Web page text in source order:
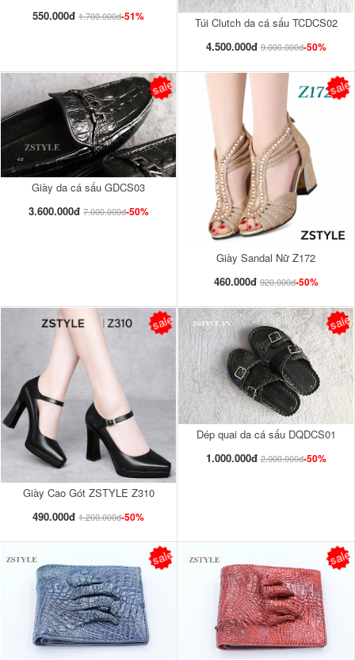
550.000đ 1.700.000đ-51%
Túi Clutch da cá sấu TCDCS02
4.500.000đ 9.000.000đ-50%
Giày da cá sấu GDCS03
3.600.000đ 7.000.000đ-50%
sale
Giày Sandal Nữ Z172
460.000đ 920.000đ-50%
sale
Giày Cao Gót ZSTYLE Z310
490.000đ 1.200.000đ-50%
sale
Dép quai da cá sấu DQDCS01
1.000.000đ 2.000.000đ-50%
sale
sale sale